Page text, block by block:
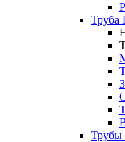
Труба
Трубы